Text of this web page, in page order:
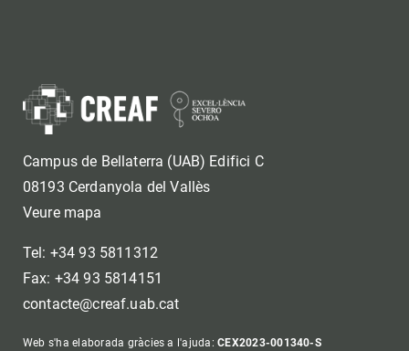
Campus de Bellaterra (UAB) Edifici C
08193 Cerdanyola del Vallès
Veure mapa
Tel: +34 93 5811312
Fax: +34 93 5814151
contacte@creaf.uab.cat
Web s'ha elaborada gràcies a l'ajuda:CEX2023-001340-S